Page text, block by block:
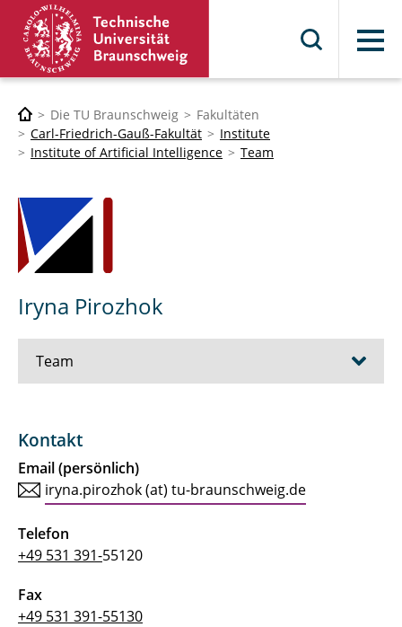
Menü
Die TU Braunschweig
Fakultäten
Carl-Friedrich-Gauß-Fakultät
Institute
Institute of Artificial Intelligence
Team
Iryna Pirozhok
Team
Iryna Pirozhok
Baptiste Brémond
Frank Rust
Kontakt
Email (persönlich)
iryna.pirozhok (at) tu-braunschweig.de
Telefon
+49 531 391-55120
Fax
+49 531 391-55130